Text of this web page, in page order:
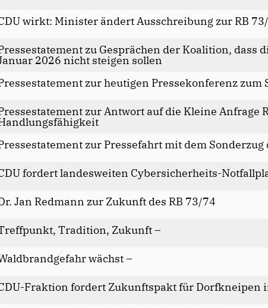
wirkt: Minister ändert Ausschreibung zur RB
zu Gesprächen der Koalition,
2026 nicht steigen sollen
zur heutigen Pressekonferenz zum
zur Antwort auf die Kleine
zur Pressefahrt mit dem Sonderzug
fordert landesweiten Cybersicherheits-
Jan Redmann zur Zukunft des RB 73/74
Tradition, Zukunft –
wächst –
Fraktion fordert Zukunftspakt für Dorfkneipen